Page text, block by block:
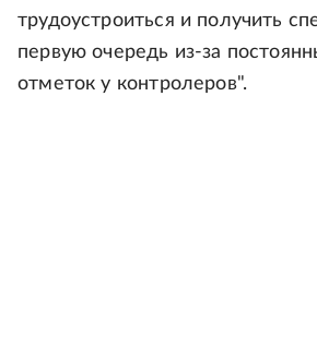
трудоустроиться и получить
первую очередь из-за
отметок у контролеров".